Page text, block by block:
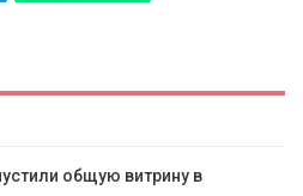
общую витрину в